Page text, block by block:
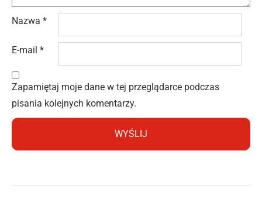
Nazwa *
E-mail *
Zapamiętaj moje dane w tej przeglądarce podczas
pisania kolejnych komentarzy.